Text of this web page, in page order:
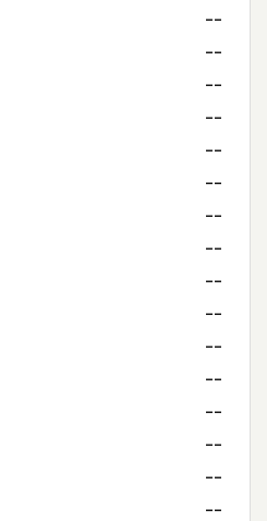
--
--
--
--
--
--
--
--
--
--
--
--
--
--
--
--